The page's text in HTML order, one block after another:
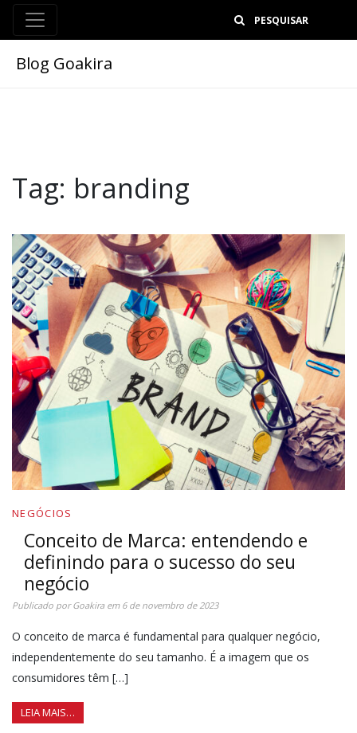
Blog Goakira
Tag: branding
NEGÓCIOS
Conceito de Marca: entendendo e
definindo para o sucesso do seu
negócio
Publicado porGoakiraem 6 de novembro de 2023
O conceito de marca é fundamental para qualquer negócio,
independentemente do seu tamanho. É a imagem que os
consumidores têm […]
LEIA MAIS…